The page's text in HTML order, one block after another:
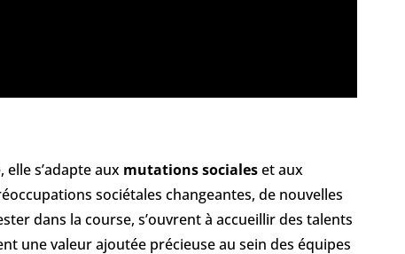
s’adapte aux mutations socialeset aux
sociétales changeantes, de nouvelles
dans la course, s’ouvrent à accueillir des talents
une valeur ajoutée précieuse au sein des équipes